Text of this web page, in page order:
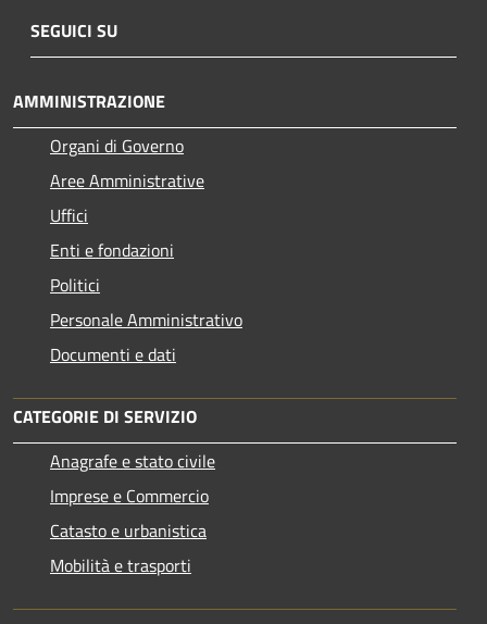
SEGUICI SU
AMMINISTRAZIONE
Organi di Governo
Aree Amministrative
Uffici
Enti e fondazioni
Politici
Personale Amministrativo
Documenti e dati
CATEGORIE DI SERVIZIO
Anagrafe e stato civile
Imprese e Commercio
Catasto e urbanistica
Mobilità e trasporti